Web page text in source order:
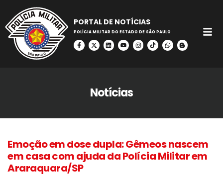
PORTAL DE NOTÍCIAS
POLÍCIA MILITAR DO ESTADO DE SÃO PAULO
Notícias
Emoção em dose dupla: Gêmeos nascem
em casa com ajuda da Polícia Militar em
Araraquara/SP